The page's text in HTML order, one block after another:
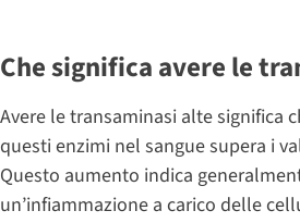
Che significa avere le
Avere le transaminasi alte significa
questi enzimi nel sangue supera i
Questo aumento indica
un’infiammazione a carico delle